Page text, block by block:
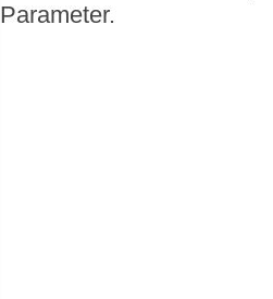
Parameter.